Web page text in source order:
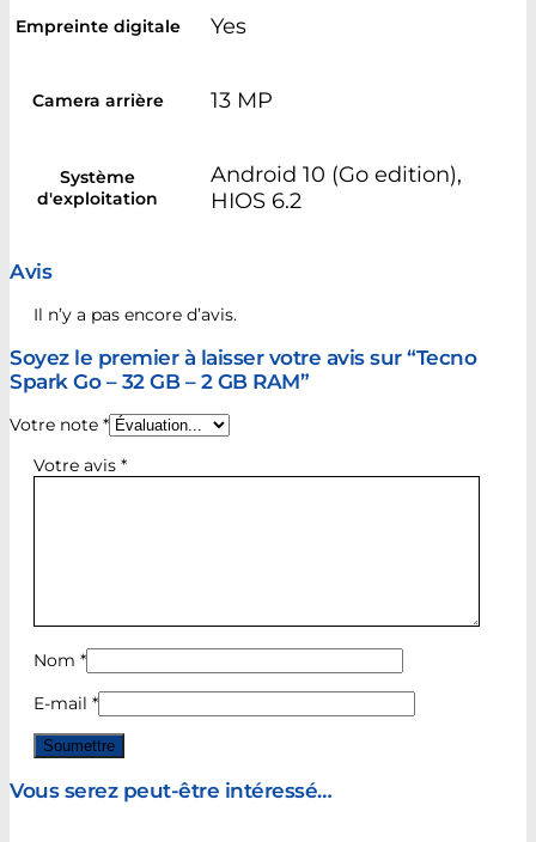
Empreinte digitale Yes
Camera arrière 13 MP
Système
d'exploitation
Android 10 (Go edition),
HIOS 6.2
Avis
Il n’y a pas encore d’avis.
Soyez le premier à laisser votre avis sur “Tecno
Spark Go – 32 GB – 2 GB RAM”
Votre note *
Votre avis *
Nom *
E-mail *
Vous serez peut-être intéressé…